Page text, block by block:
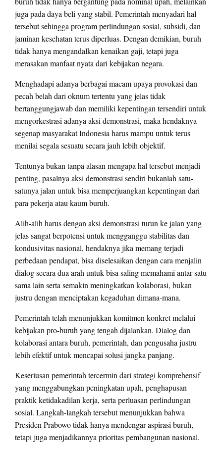
juga pada daya beli yang stabil. Pemerintah menyadari hal
tersebut sehingga program perlindungan sosial, subsidi, dan
jaminan kesehatan terus diperluas. Dengan demikian, buruh
tidak hanya mengandalkan kenaikan gaji, tetapi juga
merasakan manfaat nyata dari kebijakan negara.
Menghadapi adanya berbagai macam upaya provokasi dan
pecah belah dari oknum tertentu yang jelas tidak
bertanggungjawab dan memiliki kepentingan tersendiri untuk
mengorkestrasi adanya aksi demonstrasi, maka hendaknya
segenap masyarakat Indonesia harus mampu untuk terus
menilai segala sesuatu secara jauh lebih objektif.
Tentunya bukan tanpa alasan mengapa hal tersebut menjadi
penting, pasalnya aksi demonstrasi sendiri bukanlah satu-
satunya jalan untuk bisa memperjuangkan kepentingan dari
para pekerja atau kaum buruh.
Alih-alih harus dengan aksi demonstrasi turun ke jalan yang
jelas sangat berpotensi untuk mengganggu stabilitas dan
kondusivitas nasional, hendaknya jika memang terjadi
perbedaan pendapat, bisa diselesaikan dengan cara menjalin
dialog secara dua arah untuk bisa saling memahami antar satu
sama lain serta semakin meningkatkan kolaborasi, bukan
justru dengan menciptakan kegaduhan dimana-mana.
Pemerintah telah menunjukkan komitmen konkret melalui
kebijakan pro-buruh yang tengah dijalankan. Dialog dan
kolaborasi antara buruh, pemerintah, dan pengusaha justru
lebih efektif untuk mencapai solusi jangka panjang.
Keseriusan pemerintah tercermin dari strategi komprehensif
yang menggabungkan peningkatan upah, penghapusan
praktik ketidakadilan kerja, serta perluasan perlindungan
sosial. Langkah-langkah tersebut menunjukkan bahwa
Presiden Prabowo tidak hanya mendengar aspirasi buruh,
tetapi juga menjadikannya prioritas pembangunan nasional.